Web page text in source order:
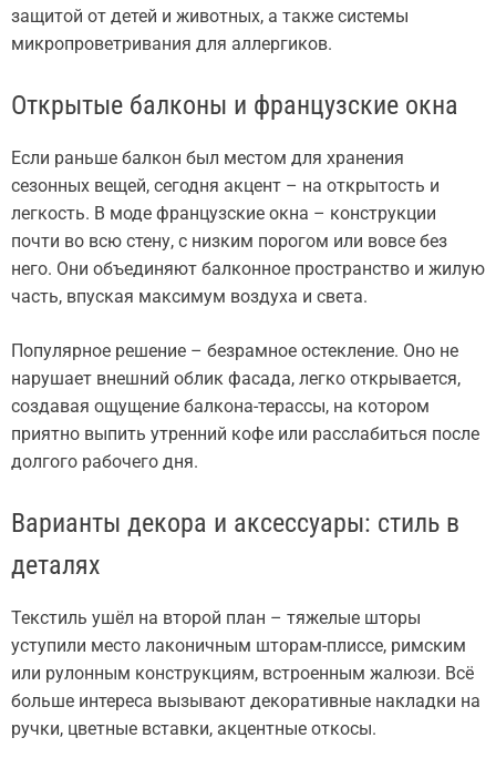
защитой от детей и животных, а также системы
микропроветривания для аллергиков.
Открытые балконы и французские окна
Если раньше балкон был местом для хранения
сезонных вещей, сегодня акцент – на открытость и
легкость. В моде французские окна – конструкции
почти во всю стену, с низким порогом или вовсе без
него. Они объединяют балконное пространство и жилую
часть, впуская максимум воздуха и света.
Популярное решение – безрамное остекление. Оно не
нарушает внешний облик фасада, легко открывается,
создавая ощущение балкона-терассы, на котором
приятно выпить утренний кофе или расслабиться после
долгого рабочего дня.
Варианты декора и аксессуары: стиль в
деталях
Текстиль ушёл на второй план – тяжелые шторы
уступили место лаконичным шторам-плиссе, римским
или рулонным конструкциям, встроенным жалюзи. Всё
больше интереса вызывают декоративные накладки на
ручки, цветные вставки, акцентные откосы.